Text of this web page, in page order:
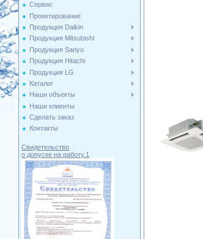
Сервис
Проектирование
Продукция Daikin
Продукция Mitsubishi
Продукция Sanyo
Продукция Hitachi
Продукция LG
Каталог
Наши объекты
Наши клиенты
Сделать заказ
Контакты
Свидетельство
о допуске на работу.1